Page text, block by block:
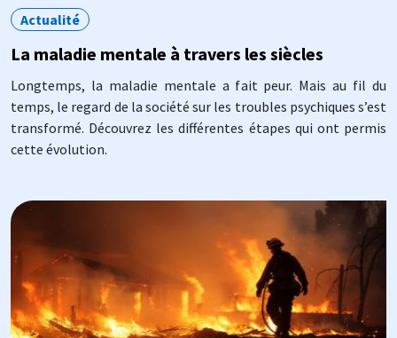
Actualité
La maladie mentale à travers les siècles
Longtemps, la maladie mentale a fait peur. Mais au fil du
temps, le regard de la société sur les troubles psychiques s’est
transformé. Découvrez les différentes étapes qui ont permis
cette évolution.
Image